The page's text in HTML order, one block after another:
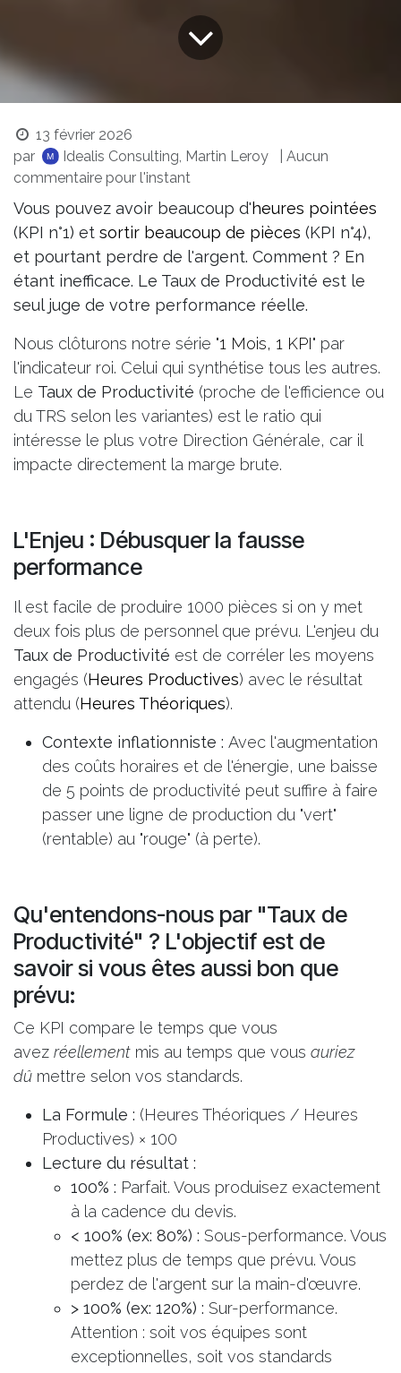
13 février 2026
par
Idealis Consulting, Martin Leroy
| Aucun
commentaire pour l'instant
Vous pouvez avoir beaucoup d'heures pointées
(KPI n°1) et sortir beaucoup de pièces (KPI n°4),
et pourtant perdre de l'argent. Comment ? En
étant inefficace. Le Taux de Productivité est le
seul juge de votre performance réelle.
Nous clôturons notre série "1 Mois, 1 KPI" par
l'indicateur roi. Celui qui synthétise tous les autres.
Le Taux de Productivité (proche de l'efficience ou
du TRS selon les variantes) est le ratio qui
intéresse le plus votre Direction Générale, car il
impacte directement la marge brute.
L'Enjeu : Débusquer la fausse
performance
Il est facile de produire 1000 pièces si on y met
deux fois plus de personnel que prévu. L'enjeu du
Taux de Productivité est de corréler les moyens
engagés (Heures Productives) avec le résultat
attendu (Heures Théoriques).
Contexte inflationniste : Avec l'augmentation
des coûts horaires et de l'énergie, une baisse
de 5 points de productivité peut suffire à faire
passer une ligne de production du "vert"
(rentable) au "rouge" (à perte).
Qu'entendons-nous par "Taux de
Productivité" ? L'objectif est de
savoir si vous êtes aussi bon que
prévu:
Ce KPI compare le temps que vous
avez réellement mis au temps que vous auriez
dû mettre selon vos standards.
La Formule : (Heures Théoriques / Heures
Productives) × 100
Lecture du résultat :
100% : Parfait. Vous produisez exactement
à la cadence du devis.
< 100% (ex: 80%) : Sous-performance. Vous
mettez plus de temps que prévu. Vous
perdez de l'argent sur la main-d'œuvre.
> 100% (ex: 120%) : Sur-performance.
Attention : soit vos équipes sont
exceptionnelles, soit vos standards